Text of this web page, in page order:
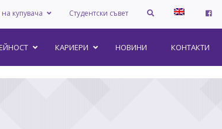
Студентски съвет
купувача
КОНТАКТИ
НОВИНИ
КАРИЕРИ